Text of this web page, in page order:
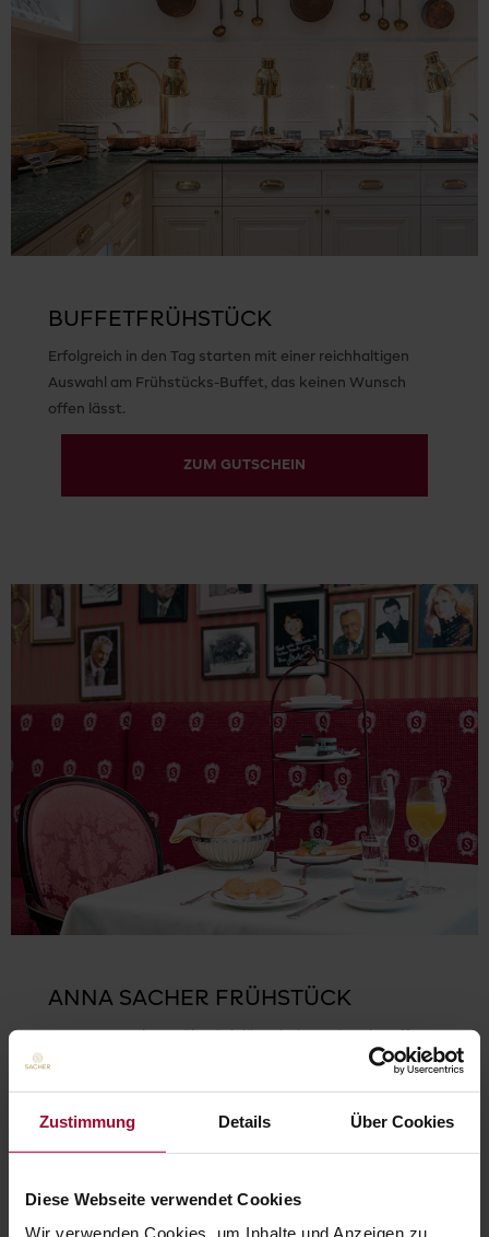
Zustimmung Details Über Cookies
Diese Webseite verwendet Cookies
Wir verwenden Cookies, um Inhalte und Anzeigen zu
BUFFETFRÜHSTÜCK
Erfolgreich in den Tag starten mit einer reichhaltigen
Auswahl am Frühstücks-Buffet, das keinen Wunsch
offen lässt.
ZUM GUTSCHEIN
ANNA SACHER FRÜHSTÜCK
ein Glas Cuvée rundet die Experience ab.
ZUM GUTSCHEIN